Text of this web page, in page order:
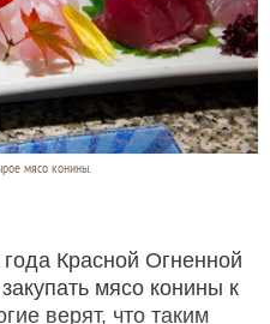
мясо конины.
Красной Огненной
мясо конины к
верят, что таким